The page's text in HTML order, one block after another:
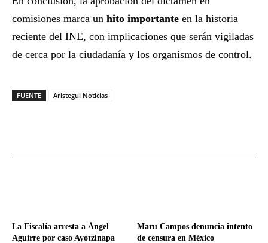
comisiones marca un hito importante en la historia
reciente del INE, con implicaciones que serán vigiladas
de cerca por la ciudadanía y los organismos de control.
FUENTE Aristegui Noticias
La Fiscalía arresta a Ángel
Aguirre por caso Ayotzinapa
Maru Campos denuncia intento
de censura en México